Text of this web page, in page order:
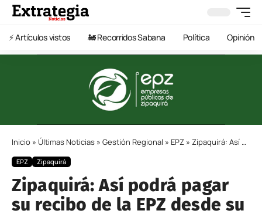
⚡️ Artículos vistos 🚂 Recorridos Sabana Política Opinión
Inicio » Últimas Noticias » Gestión Regional » EPZ » Zipaquirá: Así podrá pagar su recibo de la EPZ desde su celular y en tres simples pasos
EPZ Zipaquirá
Zipaquirá: Así podrá pagar
su recibo de la EPZ desde su